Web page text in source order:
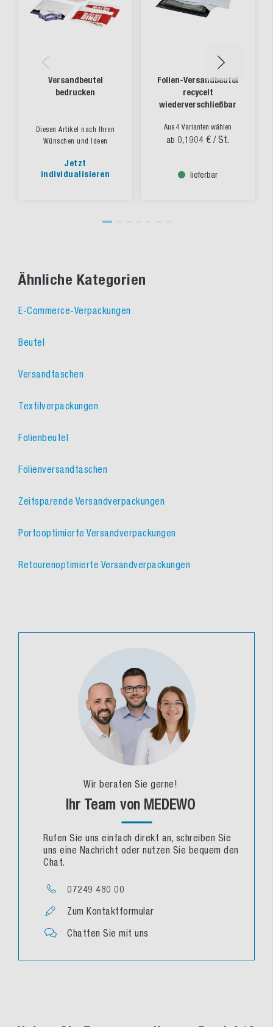
Versandbeutel
bedrucken
Diesen Artikel nach Ihren
Wünschen und Ideen
Jetzt
individualisieren
Folien-Versandbeutel
recycelt
wiederverschließbar
Aus 4 Varianten wählen
ab 0,1904 € / St.
lieferbar
Ähnliche Kategorien
E-Commerce-Verpackungen
Beutel
Versandtaschen
Textilverpackungen
Folienbeutel
Folienversandtaschen
Zeitsparende Versandverpackungen
Portooptimierte Versandverpackungen
Retourenoptimierte Versandverpackungen
Wir beraten Sie gerne!
Ihr Team von MEDEWO
Rufen Sie uns einfach direkt an, schreiben Sie
uns eine Nachricht oder nutzen Sie bequem den
Chat.
07249 480 00
Zum Kontaktformular
Chatten Sie mit uns